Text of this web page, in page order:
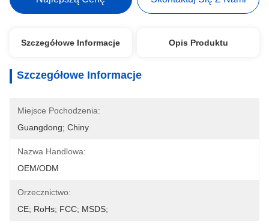
Szczegółowe Informacje Opis Produktu
Szczegółowe Informacje
Miejsce Pochodzenia:
Guangdong; Chiny
Nazwa Handlowa:
OEM/ODM
Orzecznictwo:
CE; RoHs; FCC; MSDS;